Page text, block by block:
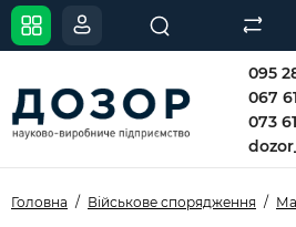
095
067
073
Головна Військове спорядження